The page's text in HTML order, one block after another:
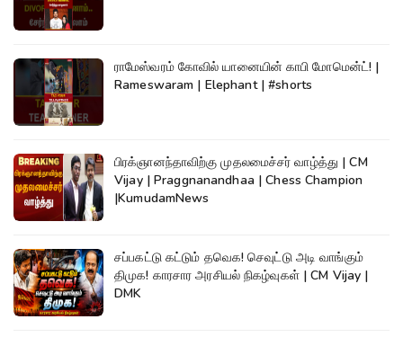
ராமேஸ்வரம் கோவில் யானையின் காபி மோமென்ட்! |
Rameswaram | Elephant | #shorts
பிரக்ஞானந்தாவிற்கு முதலமைச்சர் வாழ்த்து | CM
Vijay | Praggnanandhaa | Chess Champion
|KumudamNews
சப்பகட்டு கட்டும் தவெக! செவுட்டு அடி வாங்கும்
திமுக! காரசார அரசியல் நிகழ்வுகள் | CM Vijay |
DMK